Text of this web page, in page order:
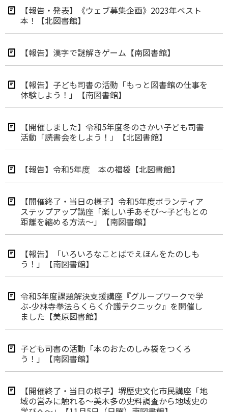
【報告・発表】《ウェブ募集企画》2023年ベスト
本！【北図書館】
【報告】漢字で謎解きゲーム【南図書館】
【報告】子ども司書の活動「もっと図書館の仕事を
体験しよう！」【南図書館】
【開催しました】令和5年度冬のさかい子ども司書
活動「読書会をしよう！」【北図書館】
【報告】令和5年度 本の福袋【北図書館】
【開催終了・当日の様子】令和5年度ボランティア
ステップアップ講座「楽しい手あそび～子どもとの
距離を縮める方法～」【南図書館】
【報告】「いろいろなことばでえほんをたのしも
う！」【南図書館】
令和5年度課題解決支援講座『グループワークで学
ぶ-少林寺拳法らくらく介護テクニック』を開催し
ました【美原図書館】
子ども司書の活動「本のおたのしみ袋をつくろ
う！」【南図書館】
【開催終了・当日の様子】堺歴史文化市民講座「地
域の営みに触れる～美木多の史料調査から地域史の